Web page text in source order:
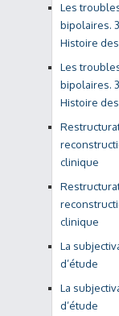
Les
bipolaires.
Histoire
Les
bipolaires.
Histoire
clinique
clinique
La
d’étude
La
d’étude